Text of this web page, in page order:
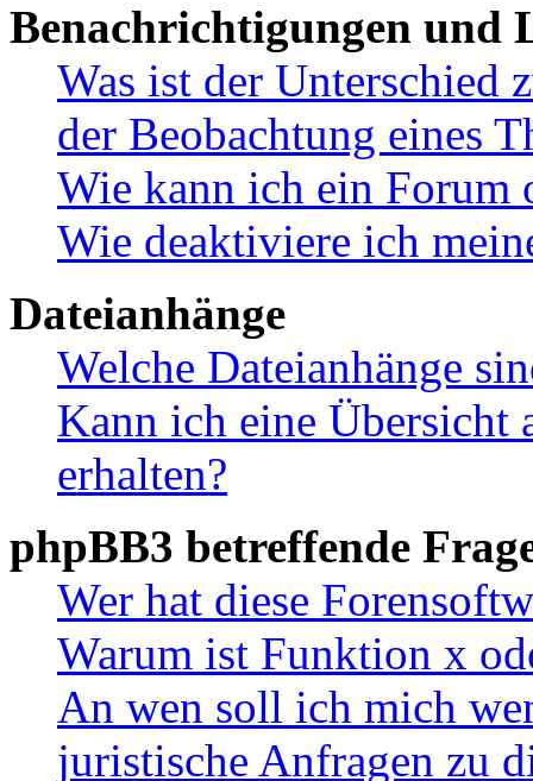
Benachrichtigungen und
Was ist der Unterschied
der Beobachtung eines
Wie kann ich ein Forum
Wie deaktiviere ich
Dateianhänge
Welche Dateianhänge
Kann ich eine Übersicht
erhalten?
phpBB3 betreffende
Wer hat diese
Warum ist Funktion x
An wen soll ich mich
juristische Anfragen zu